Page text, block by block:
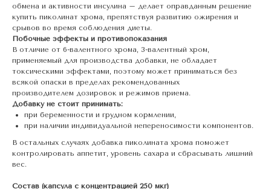
обмена и активности инсулина – делает оправданным решение
купить пиколинат хрома, препятствуя развитию ожирения и
срывов во время соблюдения диеты.
Побочные эффекты и противопоказания
В отличие от 6-валентного хрома, 3-валентный хром,
применяемый для производства добавки, не обладает
токсическими эффектами, поэтому может приниматься без
всякой опаски в пределах рекомендованных
производителем дозировок и режимов приема.
Добавку не стоит принимать:
при беременности и грудном кормлении,
при наличии индивидуальной непереносимости компонентов.
В остальных случаях добавка пиколината хрома поможет
контролировать аппетит, уровень сахара и сбрасывать лишний
вес.
Состав (капсула с концентрацией 250 мкг)